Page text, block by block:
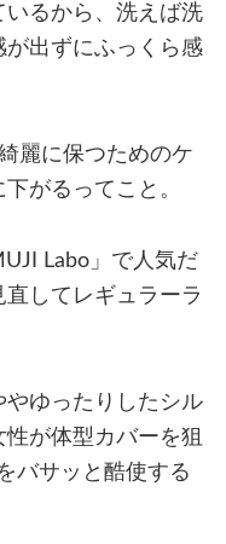
いるから、洗えば洗
が出ずにふっくら感
麗に保つためのケ
がるってこと。
Labo」で人気だ
してレギュラーラ
ゆったりしたシル
が体型カバーを狙
バサッと酷使する